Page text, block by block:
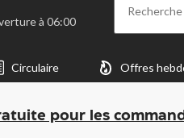
⋅ Ouverture à 06:00 Recherche
Circulaire Offres
pour les